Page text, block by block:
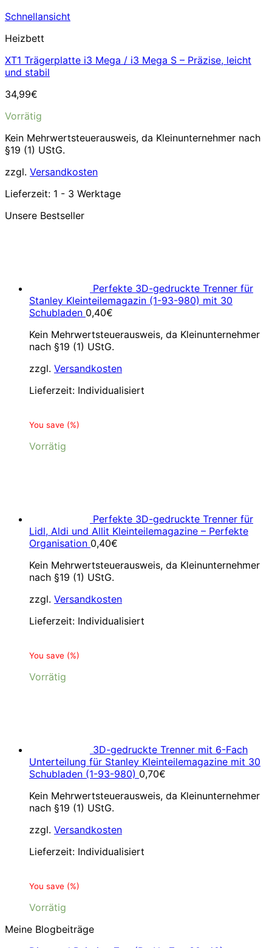
Schnellansicht
Heizbett
XT1 Trägerplatte i3 Mega / i3 Mega S – Präzise, leicht
und stabil
34,99€
Vorrätig
Kein Mehrwertsteuerausweis, da Kleinunternehmer nach
§19 (1) UStG.
zzgl. Versandkosten
Lieferzeit: 1 - 3 Werktage
Unsere Bestseller
Perfekte 3D-gedruckte Trenner für
Stanley Kleinteilemagazin (1-93-980) mit 30
Schubladen 0,40€
Kein Mehrwertsteuerausweis, da Kleinunternehmer
nach §19 (1) UStG.
zzgl. Versandkosten
Lieferzeit: Individualisiert
You save (%)
Vorrätig
Perfekte 3D-gedruckte Trenner für
Lidl, Aldi und Allit Kleinteilemagazine – Perfekte
Organisation 0,40€
Kein Mehrwertsteuerausweis, da Kleinunternehmer
nach §19 (1) UStG.
zzgl. Versandkosten
Lieferzeit: Individualisiert
You save (%)
Vorrätig
3D-gedruckte Trenner mit 6-Fach
Unterteilung für Stanley Kleinteilemagazine mit 30
Schubladen (1-93-980) 0,70€
Kein Mehrwertsteuerausweis, da Kleinunternehmer
nach §19 (1) UStG.
zzgl. Versandkosten
Lieferzeit: Individualisiert
You save (%)
Vorrätig
Meine Blogbeiträge